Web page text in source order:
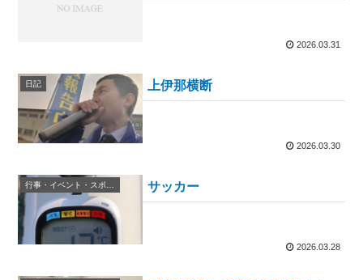
2026.03.31
日記 上伊那横断
2026.03.30
行事・イベント・スポーツ等 サッカー
2026.03.28